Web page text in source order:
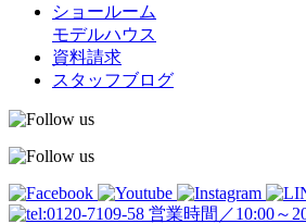
ショールーム
モデルハウス
資料請求
スタッフブログ
営業時間／10:00～